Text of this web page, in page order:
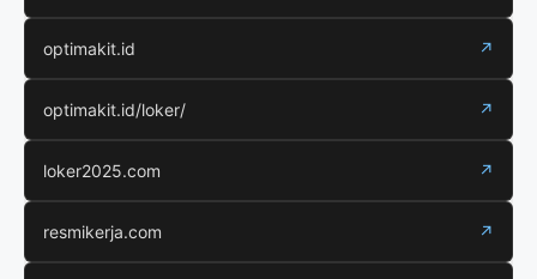
optimakit.id ↗
optimakit.id/loker/ ↗
loker2025.com ↗
resmikerja.com ↗